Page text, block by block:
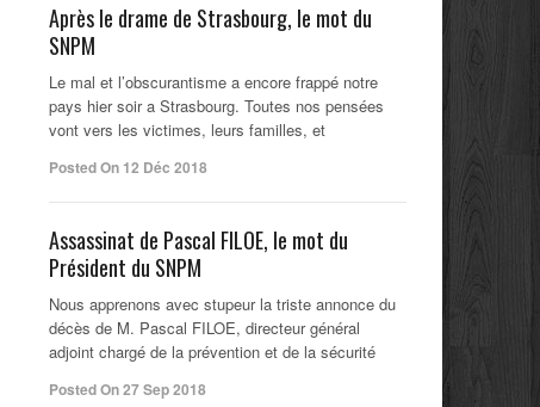
Après le drame de Strasbourg, le mot du
SNPM
Le mal et l’obscurantisme a encore frappé notre
pays hier soir a Strasbourg. Toutes nos pensées
vont vers les victimes, leurs familles, et
Posted On 12 Déc 2018
Assassinat de Pascal FILOE, le mot du
Président du SNPM
Nous apprenons avec stupeur la triste annonce du
décès de M. Pascal FILOE, directeur général
adjoint chargé de la prévention et de la sécurité
Posted On 27 Sep 2018